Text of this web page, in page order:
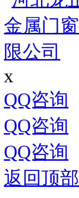
x
QQ咨询
QQ咨询
QQ咨询
返回顶部